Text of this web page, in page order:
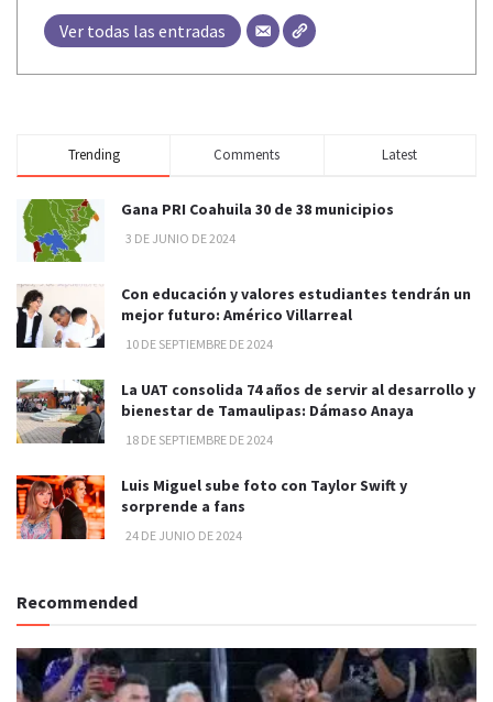
Ver todas las entradas
Trending Comments Latest
Gana PRI Coahuila 30 de 38 municipios
3 DE JUNIO DE 2024
Con educación y valores estudiantes tendrán un
mejor futuro: Américo Villarreal
10 DE SEPTIEMBRE DE 2024
La UAT consolida 74 años de servir al desarrollo y
bienestar de Tamaulipas: Dámaso Anaya
18 DE SEPTIEMBRE DE 2024
Luis Miguel sube foto con Taylor Swift y
sorprende a fans
24 DE JUNIO DE 2024
Recommended